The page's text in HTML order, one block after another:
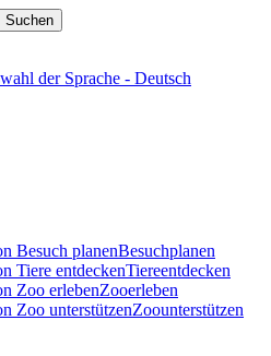
Suchen
Besuchplanen
Tiereentdecken
Zooerleben
Zoounterstützen